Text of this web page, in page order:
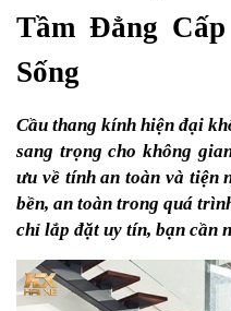
Tầm Đẳng
Sống
Cầu thang kính hiện đại
sang trọng cho không
ưu về tính an toàn và tiện
bền, an toàn trong quá
chỉ lắp đặt uy tín, bạn cần